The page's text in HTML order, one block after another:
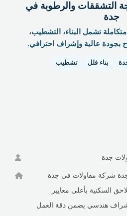
التشققات والرطوبة في
جدة
تشمل البناء، التشطيب،
بجودة عالية وإشراف احترافي.
بناء فلل تشطيب
جدة
جدة شركة مقاولات في جدة
السكنية بأعلى معايير
هندسي يضمن دقة العمل